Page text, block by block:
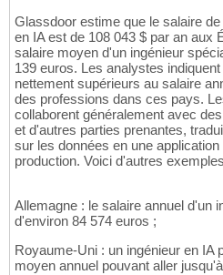
Glassdoor estime que le salaire
en IA est de 108 043 $ par an aux
salaire moyen d'un ingénieur
139 euros. Les analystes
nettement supérieurs au salaire
des professions dans ces pays.
collaborent généralement avec
et d'autres parties prenantes,
sur les données en une
production. Voici d'autres
Allemagne : le salaire annuel d'un
d'environ 84 574 euros ;
Royaume-Uni : un ingénieur en IA
moyen annuel pouvant aller